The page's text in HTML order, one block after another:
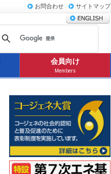
お問合わせ サイトマップ
会員向け
Members